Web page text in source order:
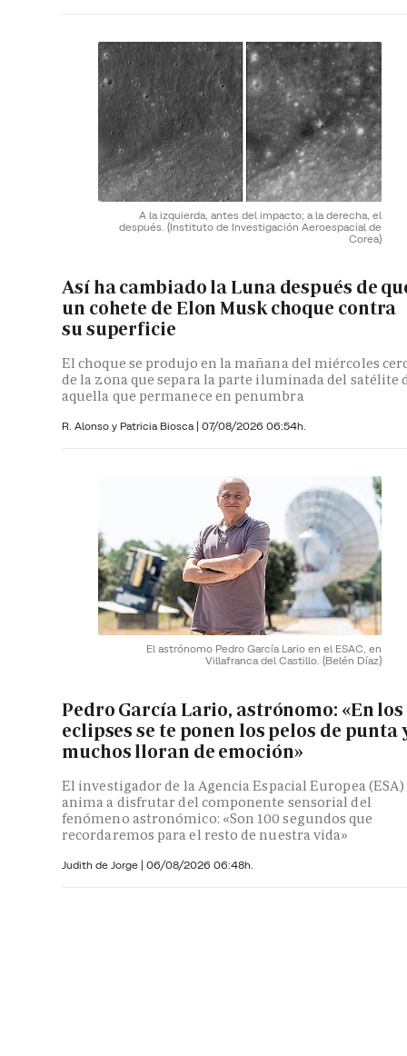
A la izquierda, antes del impacto; a la derecha, el
después. (Instituto de Investigación Aeroespacial de
Corea)
Así ha cambiado la Luna después de
un cohete de Elon Musk choque contra
su superficie
El choque se produjo en la mañana del miércoles
de la zona que separa la parte iluminada del satélite
aquella que permanece en penumbra
R. Alonso y Patricia Biosca | 07/08/2026 06:54h.
El astrónomo Pedro García Lario en el ESAC, en
Villafranca del Castillo. (Belén Díaz)
Pedro García Lario, astrónomo: «En los
eclipses se te ponen los pelos de punta
muchos lloran de emoción»
El investigador de la Agencia Espacial Europea (ESA)
anima a disfrutar del componente sensorial del
fenómeno astronómico: «Son 100 segundos que
recordaremos para el resto de nuestra vida»
Judith de Jorge | 06/08/2026 06:48h.